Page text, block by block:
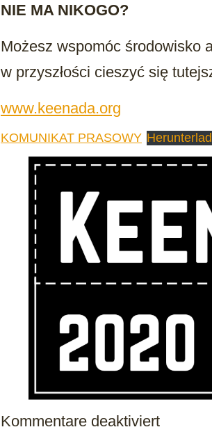
NIE MA NIKOGO?
Możesz wspomóc środowisko
w przyszłości cieszyć się
www.keenada.org
KOMUNIKAT PRASOWY
Kommentare deaktiviertNicht-